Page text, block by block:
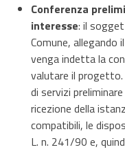
Conferenza
interesse: il
Comune,
venga indetta la
valutare il progetto.
di servizi
ricezione della
compatibili, le
L. n. 241/90 e,